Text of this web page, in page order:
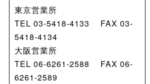
東京営業所
TEL 03-5418-4133 FAX 03-
5418-4134
大阪営業所
TEL 06-6261-2588 FAX 06-
6261-2589